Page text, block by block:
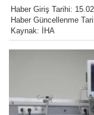
Haber Giriş Tarihi:
Haber Güncellenme
Kaynak: İHA